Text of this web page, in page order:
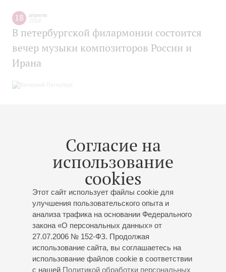
Согласие на
использование
cookies
Этот сайт использует файлы cookie для
улучшения пользовательского опыта и
анализа трафика на основании Федерального
закона «О персональных данных» от
27.07.2006 № 152-ФЗ. Продолжая
использование сайта, вы соглашаетесь на
использование файлов cookie в соответствии
с нашей Политикой обработки персональных
18
апреля
В петербургской филармонии состоится
вечер музыки композиторов России и
Ирана
музыки композиторов России и Ирана
апреля
Российские и иранские музыканты
выступят в Санкт-Петербургской
филармонии